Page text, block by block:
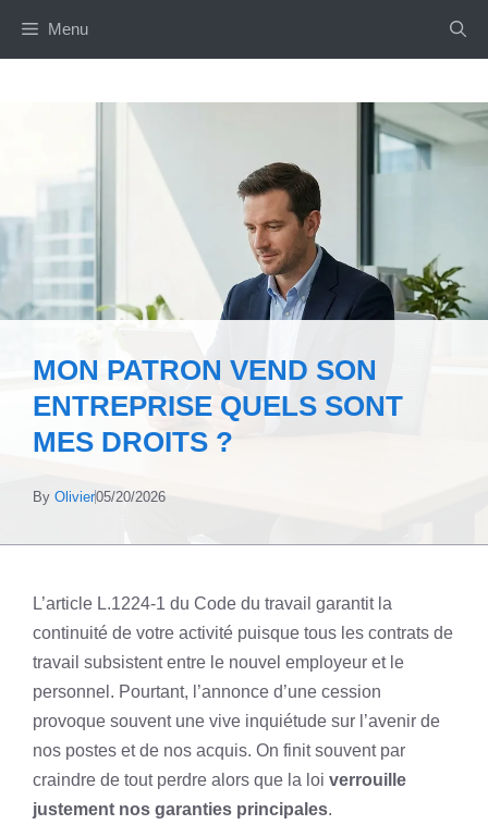
Menu
MON PATRON VEND SON
ENTREPRISE QUELS SONT
MES DROITS ?
By Olivier05/20/2026
L’article L.1224-1 du Code du travail garantit la
continuité de votre activité puisque tous les contrats de
travail subsistent entre le nouvel employeur et le
personnel. Pourtant, l’annonce d’une cession
provoque souvent une vive inquiétude sur l’avenir de
nos postes et de nos acquis. On finit souvent par
craindre de tout perdre alors que la loi verrouille
justement nos garanties principales.